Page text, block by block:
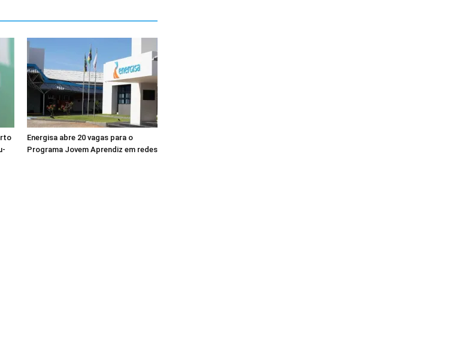
Energisa abre 20 vagas para o
Programa Jovem Aprendiz em redes